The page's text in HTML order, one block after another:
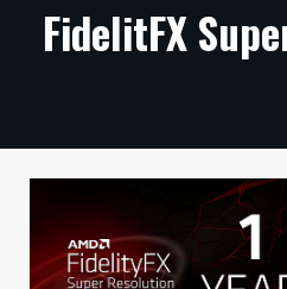
ARTIKKELIT
TECHBBS
HINTA.FI
FidelitFX